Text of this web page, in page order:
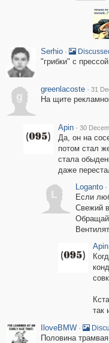
Serhio ·
"грибки" с
g
greenlacoste · 31
На щите
Apin · 30
Да, он на
потом стал
стала
даже
L
Loganto ·
Если
Свежий
Apin
так
IloveBMW ·
Половина